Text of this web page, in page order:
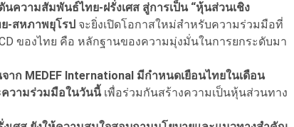
ความสัมพันธ์ไทย-ฝรั่งเศส สู่การเป็น “หุ้นส่วนเชิง
ย-สหภาพยุโรป จะยิ่งเปิดโอกาสใหม่สำหรับความร่วมมือที่
ของไทย คือ หลักฐานของความมุ่งมั่นในการยกระดับมา
MEDEF International มีกำหนดเยือนไทยในเดือน
วามร่วมมือในวันนี้เพื่อร่วมกันสร้างความเป็นหุ้นส่วนทาง